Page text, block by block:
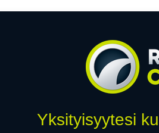
Yksityisyytesi